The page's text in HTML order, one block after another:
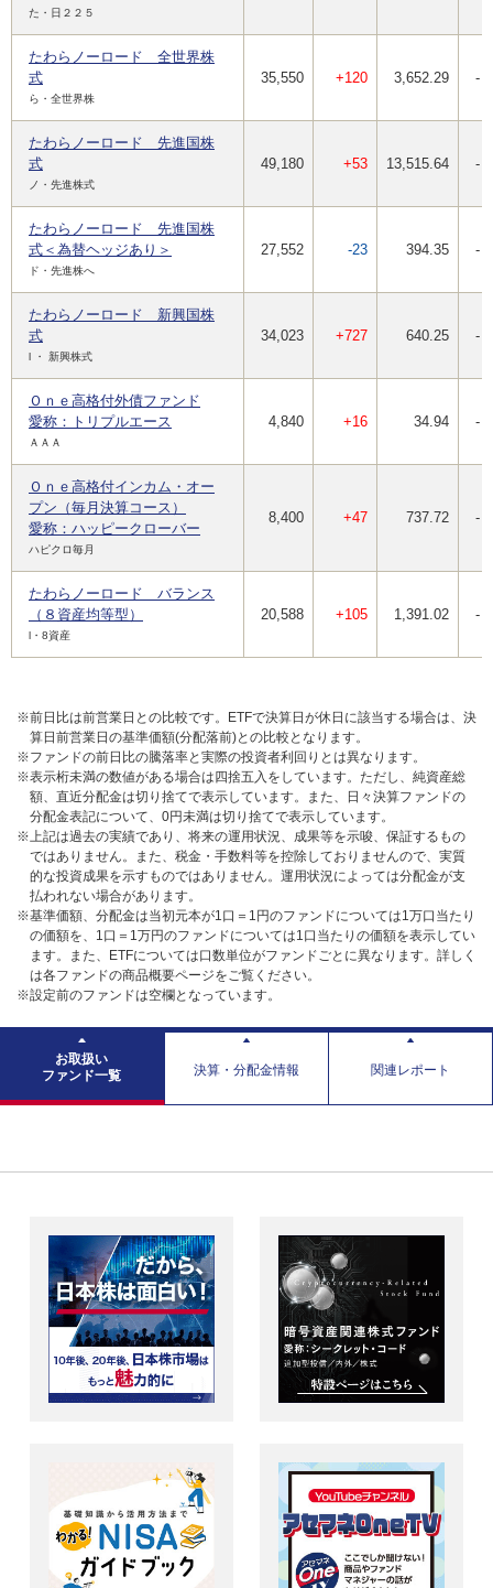
た・日２２５
たわらノーロード 全世界株
式
ら・全世界株
35,550 +120 3,652.29 -
たわらノーロード 先進国株
式
ノ・先進株式
49,180 +53 13,515.64 -
たわらノーロード 先進国株
式＜為替ヘッジあり＞
ド・先進株へ
27,552 -23 394.35 -
たわらノーロード 新興国株
式
l ・ 新興株式
34,023 +727 640.25 -
Ｏｎｅ高格付外債ファンド
愛称：トリプルエース
ＡＡＡ
4,840 +16 34.94 -
Ｏｎｅ高格付インカム・オー
プン（毎月決算コース）
愛称：ハッピークローバー
ハピクロ毎月
8,400 +47 737.72 -
たわらノーロード バランス
（８資産均等型）
l・8資産
20,588 +105 1,391.02 -
※前日比は前営業日との比較です。ETFで決算日が休日に該当する場合は、決
算日前営業日の基準価額(分配落前)との比較となります。
※ファンドの前日比の騰落率と実際の投資者利回りとは異なります。
※表示桁未満の数値がある場合は四捨五入をしています。ただし、純資産総
額、直近分配金は切り捨てで表示しています。また、日々決算ファンドの
分配金表記について、0円未満は切り捨てで表示しています。
※上記は過去の実績であり、将来の運用状況、成果等を示唆、保証するもの
ではありません。また、税金・手数料等を控除しておりませんので、実質
的な投資成果を示すものではありません。運用状況によっては分配金が支
払われない場合があります。
※基準価額、分配金は当初元本が1口＝1円のファンドについては1万口当たり
の価額を、1口＝1万円のファンドについては1口当たりの価額を表示してい
ます。また、ETFについては口数単位がファンドごとに異なります。詳しく
は各ファンドの商品概要ページをご覧ください。
※設定前のファンドは空欄となっています。
お取扱い
ファンド一覧
決算・分配金情報 関連レポート